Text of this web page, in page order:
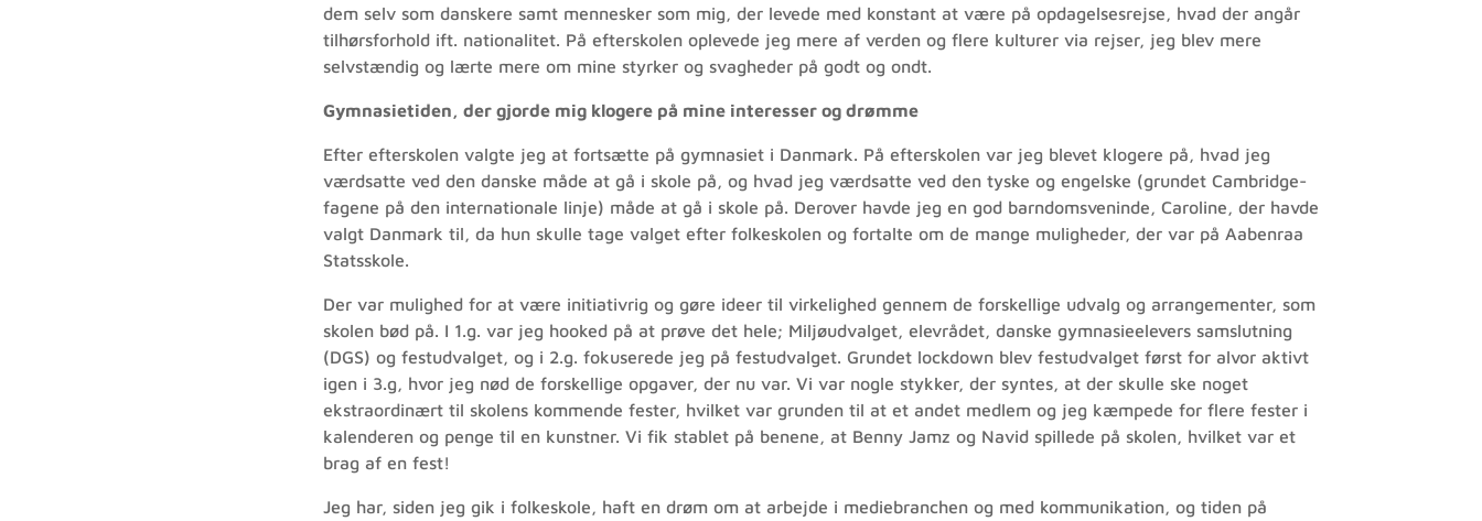
dem selv som danskere samt mennesker som mig, der levede med konstant at være på opdagelsesrejse, hvad der angår
tilhørsforhold ift. nationalitet. På efterskolen oplevede jeg mere af verden og flere kulturer via rejser, jeg blev mere
selvstændig og lærte mere om mine styrker og svagheder på godt og ondt.
Gymnasietiden, der gjorde mig klogere på mine interesser og drømme
Efter efterskolen valgte jeg at fortsætte på gymnasiet i Danmark. På efterskolen var jeg blevet klogere på, hvad jeg
værdsatte ved den danske måde at gå i skole på, og hvad jeg værdsatte ved den tyske og engelske (grundet Cambridge-
fagene på den internationale linje) måde at gå i skole på. Derover havde jeg en god barndomsveninde, Caroline, der havde
valgt Danmark til, da hun skulle tage valget efter folkeskolen og fortalte om de mange muligheder, der var på Aabenraa
Statsskole.
Der var mulighed for at være initiativrig og gøre ideer til virkelighed gennem de forskellige udvalg og arrangementer, som
skolen bød på. I 1.g. var jeg hooked på at prøve det hele; Miljøudvalget, elevrådet, danske gymnasieelevers samslutning
(DGS) og festudvalget, og i 2.g. fokuserede jeg på festudvalget. Grundet lockdown blev festudvalget først for alvor aktivt
igen i 3.g, hvor jeg nød de forskellige opgaver, der nu var. Vi var nogle stykker, der syntes, at der skulle ske noget
ekstraordinært til skolens kommende fester, hvilket var grunden til at et andet medlem og jeg kæmpede for flere fester i
kalenderen og penge til en kunstner. Vi fik stablet på benene, at Benny Jamz og Navid spillede på skolen, hvilket var et
brag af en fest!
Jeg har, siden jeg gik i folkeskole, haft en drøm om at arbejde i mediebranchen og med kommunikation, og tiden på